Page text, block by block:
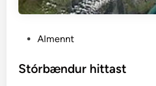
s
Almennt
Stórbændur hittast